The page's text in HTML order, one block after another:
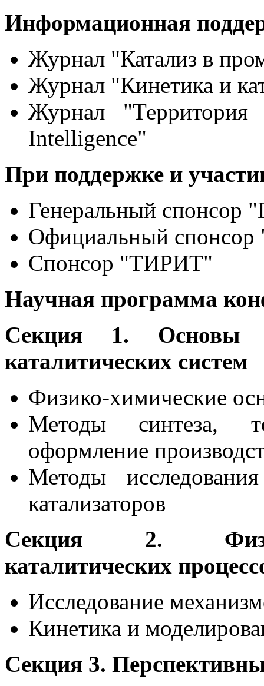
Информационная
Журнал "Катализ в
Журнал "Кинетика и
Журнал
Intelligence"
При поддержке и
Генеральный спонсор
Официальный спонсор
Спонсор "ТИРИТ"
Научная программа
Секция 1. Основы
каталитических систем
Физико-химические
Методы синтеза,
оформление
Методы
катализаторов
Секция 2.
каталитических
Исследование
Кинетика и
Секция 3.